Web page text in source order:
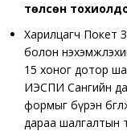
төлсөн
Харилцагч Покет
болон
15 хоног дотор
ИЭСПИ Сангийн
формыг бүрэн
дараа шалгалтын